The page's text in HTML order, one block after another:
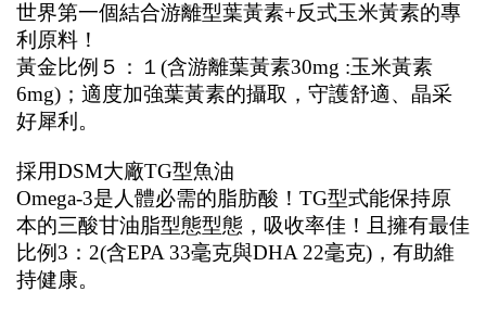
世界第一個結合游離型葉黃素+反式玉米黃素的專
利原料！
黃金比例５：１(含游離葉黃素30mg :玉米黃素
6mg)；適度加強葉黃素的攝取，守護舒適、晶采
好犀利。
採用DSM大廠TG型魚油
Omega-3是人體必需的脂肪酸！TG型式能保持原
本的三酸甘油脂型態型態，吸收率佳！且擁有最佳
比例3：2(含EPA 33毫克與DHA 22毫克)，有助維
持健康。